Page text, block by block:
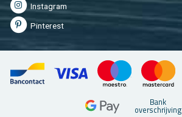
In­st­agram
Pin­te­rest
Bank
over­schrij­ving